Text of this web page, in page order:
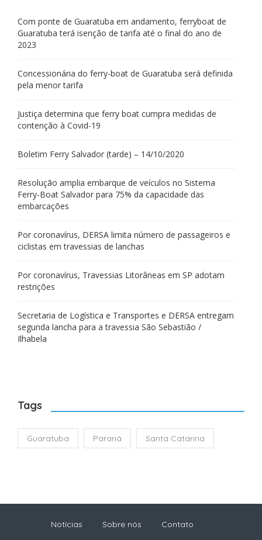
Com ponte de Guaratuba em andamento, ferryboat de
Guaratuba terá isenção de tarifa até o final do ano de
2023
Concessionária do ferry-boat de Guaratuba será definida
pela menor tarifa
Justiça determina que ferry boat cumpra medidas de
contenção à Covid-19
Boletim Ferry Salvador (tarde) – 14/10/2020
Resolução amplia embarque de veículos no Sistema
Ferry-Boat Salvador para 75% da capacidade das
embarcações
Por coronavírus, DERSA limita número de passageiros e
ciclistas em travessias de lanchas
Por coronavírus, Travessias Litorâneas em SP adotam
restrições
Secretaria de Logística e Transportes e DERSA entregam
segunda lancha para a travessia São Sebastião /
Ilhabela
Tags
Guaratuba Paraná Santa Catarina
Notícias Sobre nós Contato